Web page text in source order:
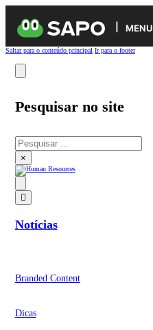
MENU
Saltar para o conteúdo principal Ir para o footer
Pesquisar no site
Pesquisar
×
Notícias
Branded Content
Dicas